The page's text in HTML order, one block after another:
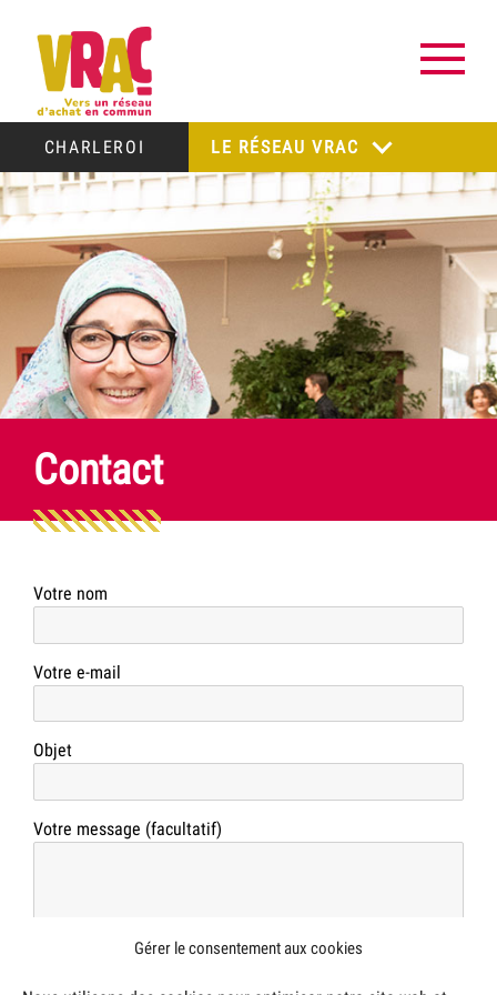
Gérer le consentement aux cookies
CHARLEROI LE RÉSEAU VRAC
Contact
Votre nom
Votre e-mail
Objet
Votre message (facultatif)